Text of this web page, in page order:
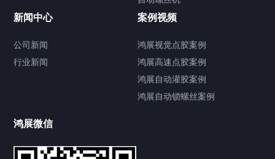
新闻中心
公司新闻
行业新闻
案例视频
鸿展视觉点胶案例
鸿展高速点胶案例
鸿展自动灌胶案例
鸿展自动锁螺丝案例
鸿展微信